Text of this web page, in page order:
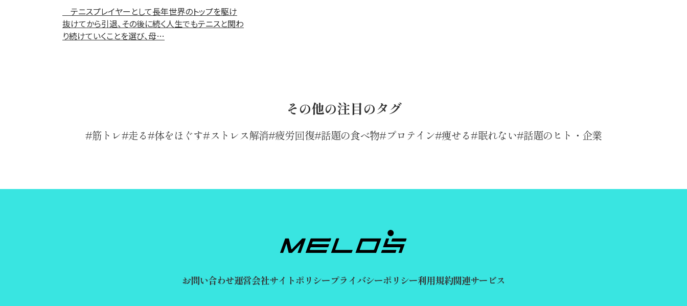
テニスプレイヤーとして長年世界のトップを駆け
抜けてから引退、その後に続く人生でもテニスと関わ
り続けていくことを選び、母…
その他の注目のタグ
筋トレ 走る 体をほぐす ストレス解消 疲労回復 話題の食べ物 プロテイン 痩せる 眠れない 話題のヒト・企業
お問い合わせ運営会社サイトポリシープライバシーポリシー利用規約関連サービス